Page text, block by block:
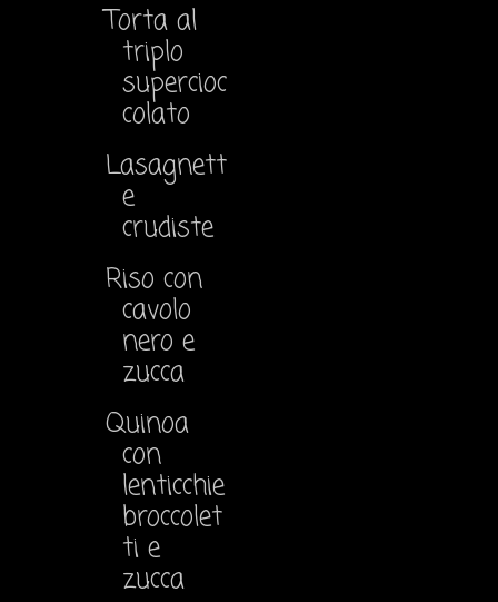
Torta al
triplo
supercioc
colato
Lasagnett
e
crudiste
Riso con
cavolo
nero e
zucca
Quinoa
con
lenticchie
broccolet
ti e
zucca